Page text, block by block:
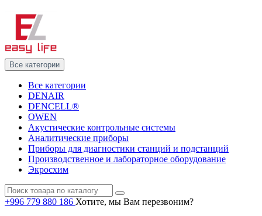
Все категории
Все категории
DENAIR
DENCELL®
OWEN
Акустические контрольные системы
Аналитические приборы
Приборы для диагностики станций и подстанций
Производственное и лабораторное оборудование
Экросхим
+996 779 880 186 Хотите, мы Вам перезвоним?